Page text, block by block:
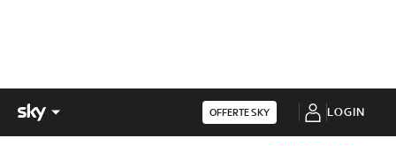
OFFERTE SKY LOGIN